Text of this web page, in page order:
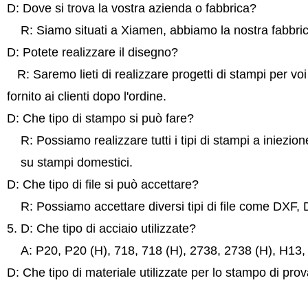
D: Dove si trova la vostra azienda o fabbrica?
R: Siamo situati a Xiamen, abbiamo la nostra
D: Potete realizzare il disegno?
R: Saremo lieti di realizzareprogetti di stampi per
fornito ai clienti dopo l'ordine.
D: Che tipo di stampo si può fare?
R: Possiamo realizzare tutti i tipi di stampi a
su stampi domestici.
D: Che tipo di file si può accettare?
R: Possiamo accettare diversi tipi di file come DXF,
5. D: Che tipo di acciaio utilizzate?
A: P20, P20 (H), 718, 718 (H), 2738, 2738 (H),
D: Che tipo di materiale utilizzate per lo stampo di